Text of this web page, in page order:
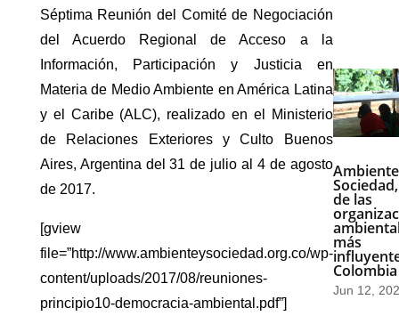
Séptima Reunión del Comité de Negociación
del Acuerdo Regional de Acceso a la
Información, Participación y Justicia en
Materia de Medio Ambiente en América Latina
y el Caribe (ALC), realizado en el Ministerio
de Relaciones Exteriores y Culto Buenos
Aires, Argentina del 31 de julio al 4 de agosto
de 2017.
[gview
file=”http://www.ambienteysociedad.org.co/wp-
content/uploads/2017/08/reuniones-
principio10-democracia-ambiental.pdf”]
de las
más
Colombia
Jun 12,